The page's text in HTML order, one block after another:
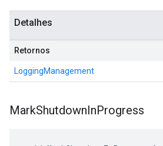
Detalhes
Retornos
LoggingManagement
MarkShutdownInProgress